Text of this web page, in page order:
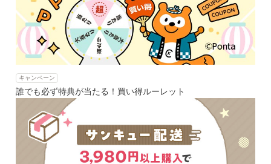
キャンペーン
誰でも必ず特典が当たる！買い得ルーレット